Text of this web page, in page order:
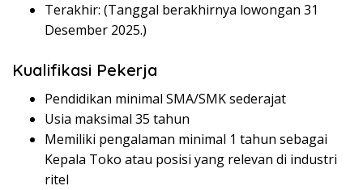
Terakhir: (Tanggal berakhirnya lowongan 31
Desember 2025.)
Kualifikasi Pekerja
Pendidikan minimal SMA/SMK sederajat
Usia maksimal 35 tahun
Memiliki pengalaman minimal 1 tahun sebagai
Kepala Toko atau posisi yang relevan di industri
ritel